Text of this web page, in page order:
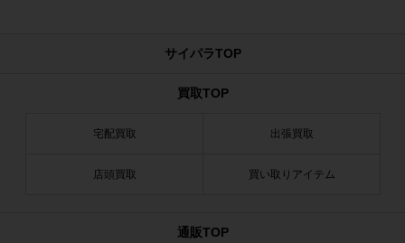
サイパラTOP
買取TOP
宅配買取 出張買取
店頭買取 買い取りアイテム
通販TOP